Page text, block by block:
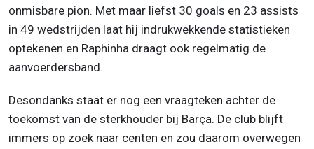
onmisbare pion. Met maar liefst 30 goals en 23 assists
in 49 wedstrijden laat hij indrukwekkende statistieken
optekenen en Raphinha draagt ook regelmatig de
aanvoerdersband.
Desondanks staat er nog een vraagteken achter de
toekomst van de sterkhouder bij Barça. De club blijft
immers op zoek naar centen en zou daarom overwegen